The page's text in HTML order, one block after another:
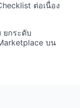
ต่อเนื่อง
ยกระดับ
บน